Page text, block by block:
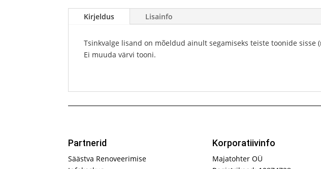
Kirjeldus Lisainfo
Tsinkvalge lisand on mõeldud ainult segamiseks teiste toonide
Ei muuda värvi tooni.
Partnerid
Säästva Renoveerimise
Korporatiivinfo
Majatohter OÜ